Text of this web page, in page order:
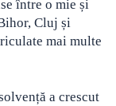
între o mie și
Cluj și
mai multe
a crescut